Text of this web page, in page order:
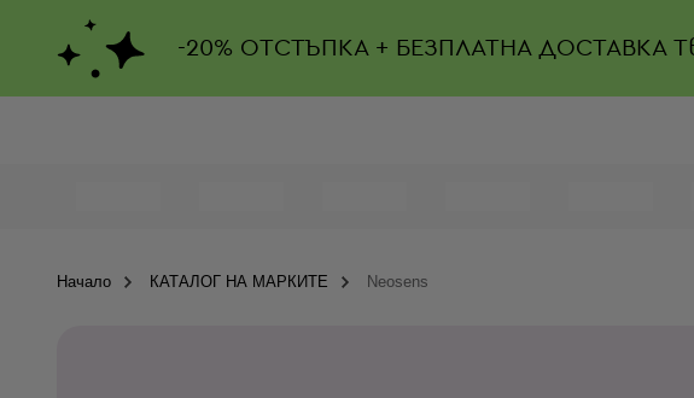
-20% ОТСТЪПКА + БЕЗПЛАТНА ДОСТАВКА
Начало КАТАЛОГ НА МАРКИТЕ Neosens